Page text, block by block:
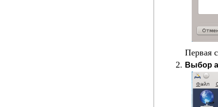
Первая
Выбор